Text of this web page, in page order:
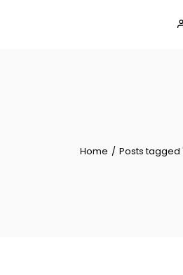
Home Posts tagged